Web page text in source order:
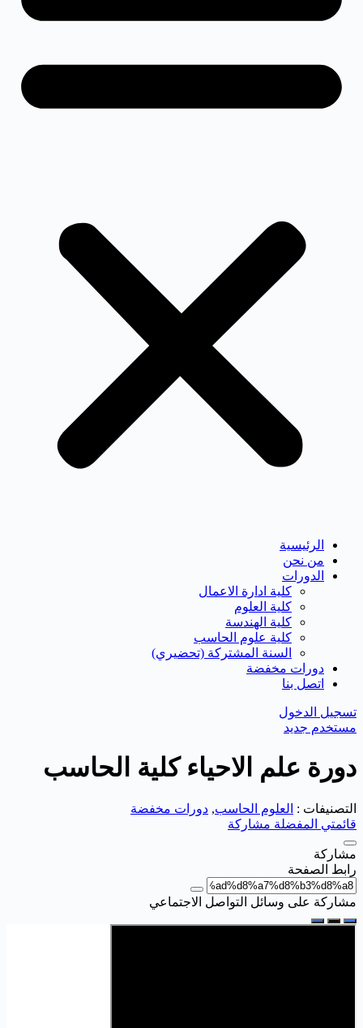
الرئيسية
من نحن
الدورات
كلية ادارة الاعمال
كلية العلوم
كلية الهندسة
كلية علوم الحاسب
السنة المشتركة (تحضيري)
دورات مخفضة
اتصل بنا
تسجيل الدخول
مستخدم جديد
دورة علم الاحياء كلية الحاسب
التصنيفات : العلوم الحاسب, دورات مخفضة
قائمتي المفضلة مشاركة
مشاركة
رابط الصفحة
مشاركة على وسائل التواصل الاجتماعي